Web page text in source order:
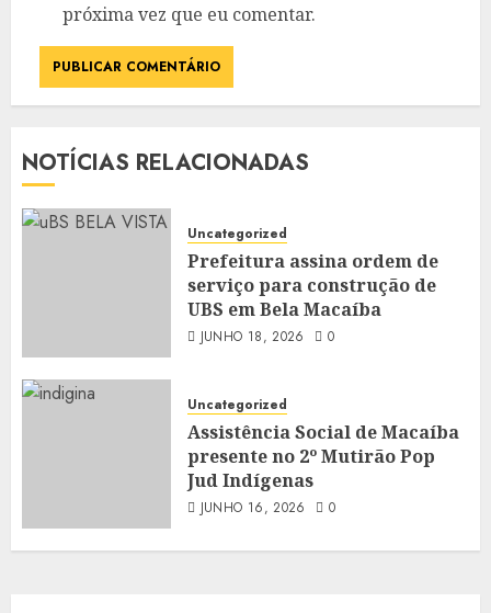
próxima vez que eu comentar.
NOTÍCIAS RELACIONADAS
Uncategorized
Prefeitura assina ordem de
serviço para construção de
UBS em Bela Macaíba
JUNHO 18, 2026 0
Uncategorized
Assistência Social de Macaíba
presente no 2º Mutirão Pop
Jud Indígenas
JUNHO 16, 2026 0